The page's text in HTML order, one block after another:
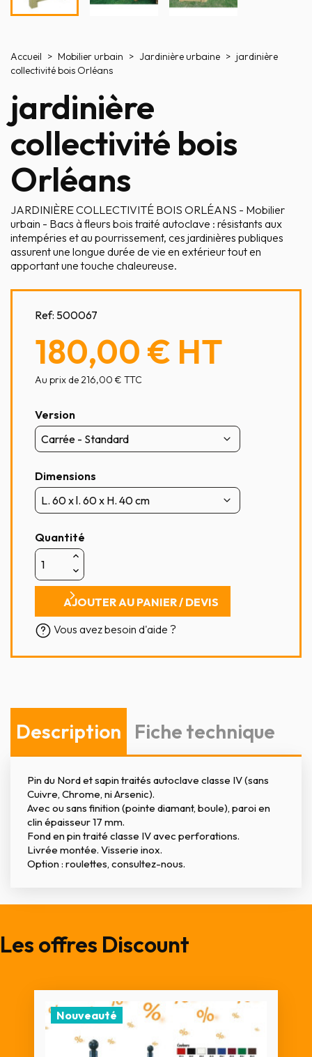
Accueil Mobilier urbain Jardinière urbaine
jardinière
collectivité bois Orléans
jardinière
collectivité bois
Orléans
JARDINIÈRE COLLECTIVITÉ BOIS ORLÉANS - Mobilier
urbain - Bacs à fleurs bois traité autoclave : résistants aux
intempéries et au pourrissement, ces jardinières publiques
assurent une longue durée de vie en extérieur tout en
apportant une touche chaleureuse.
Ref: 500067
180,00 € HT
Au prix de 216,00 € TTC
Version
Dimensions
Quantité
AJOUTER AU PANIER / DEVIS
Vous avez besoin d'aide ?
Description Fiche technique
Pin du Nord et sapin traités autoclave classe IV (sans
Cuivre, Chrome, ni Arsenic).
Avec ou sans finition (pointe diamant, boule), paroi en
clin épaisseur 17 mm.
Fond en pin traité classe IV avec perforations.
Livrée montée. Visserie inox.
Option : roulettes, consultez-nous.
Les offres Discount
Nouveauté